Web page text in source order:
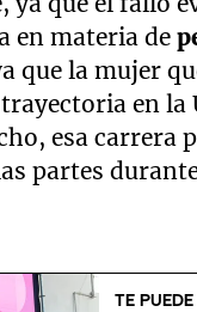
en materia de
que la mujer
en la
esa carrera
partes
TE